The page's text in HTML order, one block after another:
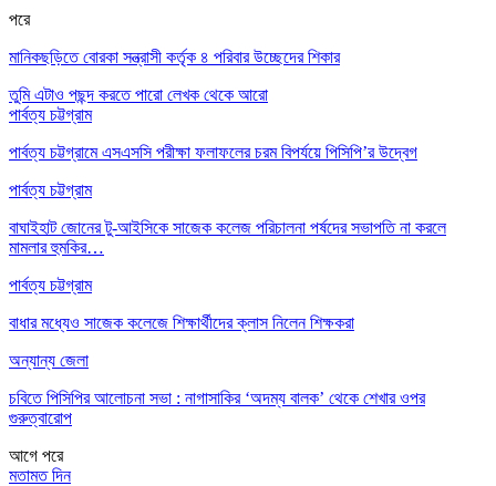
পরে
মানিকছড়িতে বোরকা সন্ত্রাসী কর্তৃক ৪ পরিবার উচ্ছেদের শিকার
তুমি এটাও পছন্দ করতে পারো লেখক থেকে আরো
পার্বত্য চট্টগ্রাম
পার্বত্য চট্টগ্রামে এসএসসি পরীক্ষা ফলাফলের চরম বিপর্যয়ে পিসিপি’র উদ্বেগ
পার্বত্য চট্টগ্রাম
বাঘাইহাট জোনের টু-আইসিকে সাজেক কলেজ পরিচালনা পর্ষদের সভাপতি না করলে
মামলার হুমকির…
পার্বত্য চট্টগ্রাম
বাধার মধ্যেও সাজেক কলেজে শিক্ষার্থীদের ক্লাস নিলেন শিক্ষকরা
অন্যান্য জেলা
চবিতে পিসিপির আলোচনা সভা : নাগাসাকির ‘অদম্য বালক’ থেকে শেখার ওপর
গুরুত্বারোপ
আগে পরে
মতামত দিন